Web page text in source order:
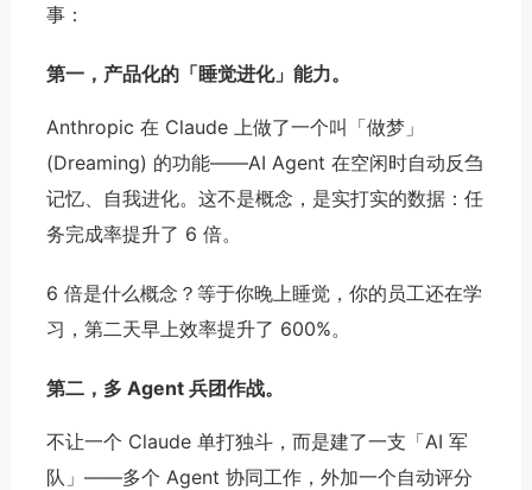
事：
第一，产品化的「睡觉进化」能力。
Anthropic 在 Claude 上做了一个叫「做梦」
(Dreaming) 的功能——AI Agent 在空闲时自动反刍
记忆、自我进化。这不是概念，是实打实的数据：任
务完成率提升了 6 倍。
6 倍是什么概念？等于你晚上睡觉，你的员工还在学
习，第二天早上效率提升了 600%。
第二，多 Agent 兵团作战。
不让一个 Claude 单打独斗，而是建了一支「AI 军
队」——多个 Agent 协同工作，外加一个自动评分